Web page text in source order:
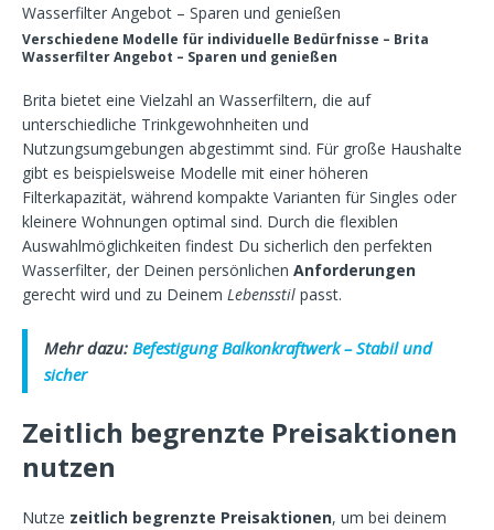
Verschiedene Modelle für individuelle Bedürfnisse – Brita
Wasserfilter Angebot – Sparen und genießen
Brita bietet eine Vielzahl an Wasserfiltern, die auf
unterschiedliche Trinkgewohnheiten und
Nutzungsumgebungen abgestimmt sind. Für große Haushalte
gibt es beispielsweise Modelle mit einer höheren
Filterkapazität, während kompakte Varianten für Singles oder
kleinere Wohnungen optimal sind. Durch die flexiblen
Auswahlmöglichkeiten findest Du sicherlich den perfekten
Wasserfilter, der Deinen persönlichen Anforderungen
gerecht wird und zu Deinem Lebensstil passt.
Mehr dazu: Befestigung Balkonkraftwerk – Stabil und
sicher
Zeitlich begrenzte Preisaktionen
nutzen
Nutze zeitlich begrenzte Preisaktionen, um bei deinem